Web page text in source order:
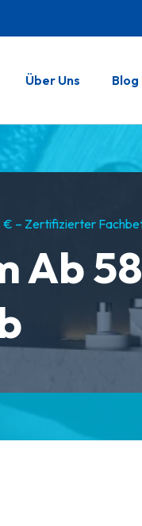
Über Uns Blog
€ – Zertifizierter
Ab